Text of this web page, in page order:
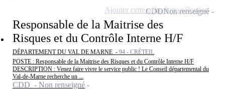
Responsable de la Maitrise des
Risques et du Contrôle Interne H/F
DÉPARTEMENT DU VAL DE MARNE - 94 - CRÉTEIL
POSTE : Responsable de la Maitrise des Risques et du Contrôle Interne H/F
DESCRIPTION : Venez faire vivre le service public ! Le Conseil départemental du
Val-de-Marne recherche un ...
CDD - Non renseigné
CDDNon renseigné
Ajouter cette offre à ma sélection